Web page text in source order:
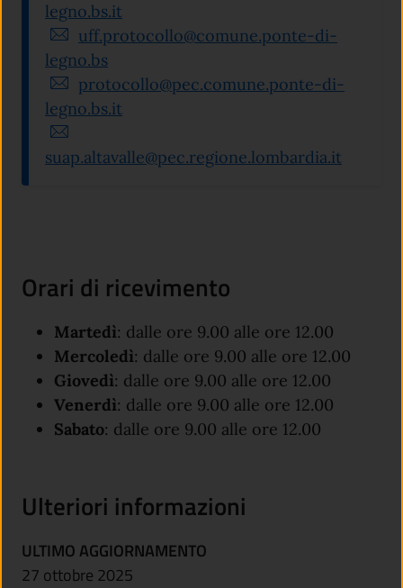
legno.bs.it
uff.protocollo@comune.ponte-di-
legno.bs
protocollo@pec.comune.ponte-di-
legno.bs.it
suap.altavalle@pec.regione.lombardia.it
Orari di ricevimento
Martedì: dalle ore 9.00 alle ore 12.00
Mercoledì: dalle ore 9.00 alle ore 12.00
Giovedì: dalle ore 9.00 alle ore 12.00
Venerdì: dalle ore 9.00 alle ore 12.00
Sabato: dalle ore 9.00 alle ore 12.00
Ulteriori informazioni
ULTIMO AGGIORNAMENTO
27 ottobre 2025